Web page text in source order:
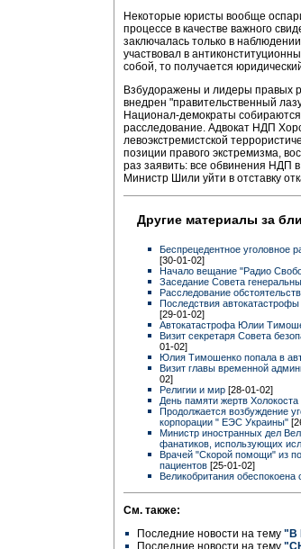
Некоторые юристы вообще
процессе в качестве важного
заключалась только в
участвовал в
собой, то получается
Взбудоражены и лидеры правых
внедрен "правительственный
Национал-демократы
расследование. Адвокат НДП
левоэкстремистской
позиции правого экстремизма,
раз заявить: все обвинения НДП
Министр Шили уйти в отставку
Другие материалы за
Беспрецедентное уголовное
[30-01-02]
Начало вещание "Радио
Заседание Совета
Расследование
Последствия
[29-01-02]
Автокатастрофа Юлии
Визит секретаря Совета
01-02]
Юлия Тимошенко попала в
Визит главы временной
02]
Религии и мир [28-01-02]
День памяти жертв
Продолжается возбуждение
корпорации " ЕЭС Украины"
Министр иностранных дел
фанатиков, использующих
Врачей "Скорой помощи" из
пациентов [25-01-02]
Великобритания обеспокоена
См. также:
Последние новости на тему "В
Последние новости на тему